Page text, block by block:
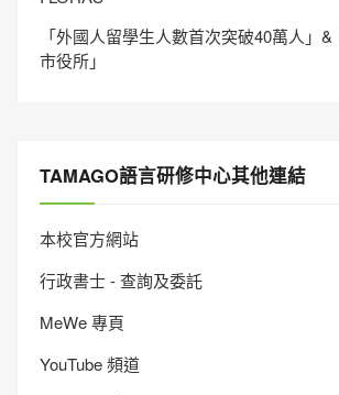
「外國人留學生人數首次突破40萬人」
市役所」
TAMAGO語言研修中心其他連結
本校官方網站
行政書士 - 查詢及委託
MeWe 專頁
YouTube 頻道